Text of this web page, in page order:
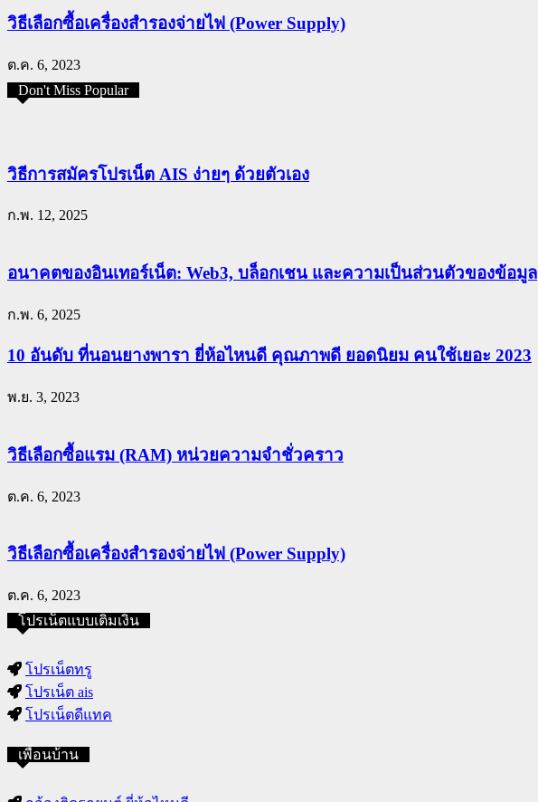
วิธีเลือกซื้อเครื่องสำรองจ่ายไฟ (Power Supply)
ต.ค. 6, 2023
Don't Miss Popular
วิธีการสมัครโปรเน็ต AIS ง่ายๆ ด้วยตัวเอง
ก.พ. 12, 2025
อนาคตของอินเทอร์เน็ต: Web3, บล็อกเชน และความเป็นส่วนตัวของข้อมูล
ก.พ. 6, 2025
10 อันดับ ที่นอนยางพารา ยี่ห้อไหนดี คุณภาพดี ยอดนิยม คนใช้เยอะ 2023
พ.ย. 3, 2023
วิธีเลือกซื้อแรม (RAM) หน่วยความจำชั่วคราว
ต.ค. 6, 2023
วิธีเลือกซื้อเครื่องสำรองจ่ายไฟ (Power Supply)
ต.ค. 6, 2023
โปรเน็ตแบบเติมเงิน
โปรเน็ตทรู
โปรเน็ต ais
โปรเน็ตดีแทค
เพื่อนบ้าน